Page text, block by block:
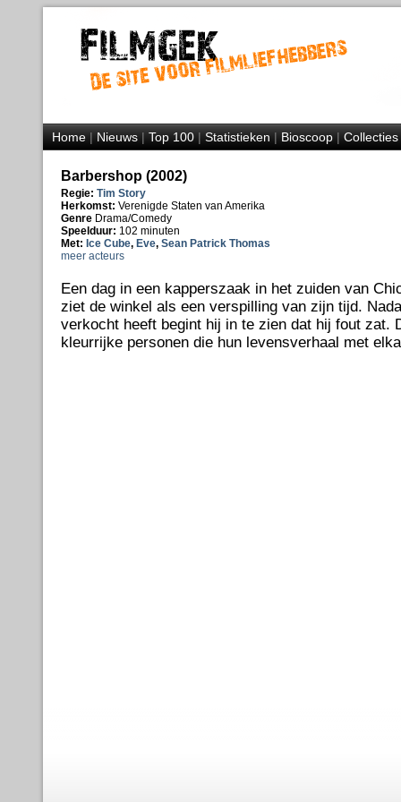
Home|Nieuws|Top 100|Statistieken|Bioscoop|Collecties
Barbershop (2002)
Regie: Tim Story
Herkomst: Verenigde Staten van Amerika
Genre Drama/Comedy
Speelduur: 102 minuten
Met: Ice Cube, Eve, Sean Patrick Thomas
meer acteurs
Een dag in een kapperszaak in het zuiden van
ziet de winkel als een verspilling van zijn tijd.
verkocht heeft begint hij in te zien dat hij fout zat.
kleurrijke personen die hun levensverhaal met